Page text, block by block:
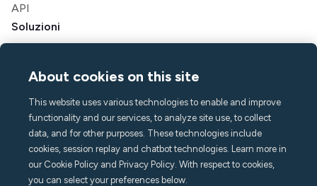
API
Soluzioni
Gestori di case vacanza
Alloggi per studenti
Multifamiliare
Risorse
Prezzi
About cookies on this site
This website uses various technologies to enable and improve
functionality and our services, to analyze site use, to collect
data, and for other purposes. These technologies include
cookies, session replay and chatbot technologies. Learn more in
our Cookie Policy and Privacy Policy. With respect to cookies,
you can select your preferences below.